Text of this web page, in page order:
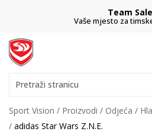
Team
Vaše mjesto za
Pretraži stranicu
Sport Vision Proizvodi Odjeća
adidas Star Wars Z.N.E.